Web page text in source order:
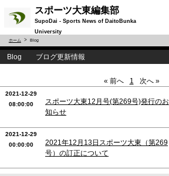
スポーツ大東編集部
SupoDai - Sports News of DaitoBunka
University
ホーム Blog
Blog ブログ更新情報
« 前へ 1 次へ »
2021-12-29
08:00:00
スポーツ大東12月号(第269号)発行のお
知らせ
2021-12-29
00:00:00
2021年12月13日スポーツ大東（第269
号）の訂正について